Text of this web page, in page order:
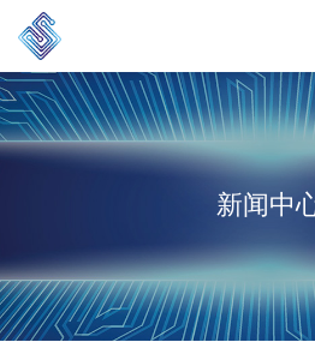
新闻中